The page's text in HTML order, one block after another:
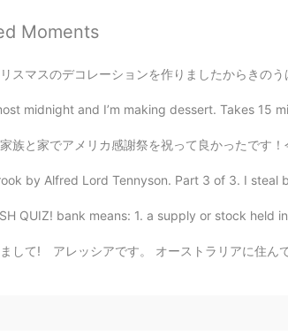
Moments
マスのデコレーションを作りましたからきのうは1st
midnight and I’m making dessert. Takes 15
でアメリカ感謝祭を祝って良かったです！今年の恵まれたことを感謝して、ポソレという伝統
by Alfred Lord Tennyson. Part 3 of 3. I steal
QUIZ! bank means: 1. a supply or stock held
! アレッシアです。 オーストラリアに住んでいます。🌅🏙️ 大学でアニメーショ